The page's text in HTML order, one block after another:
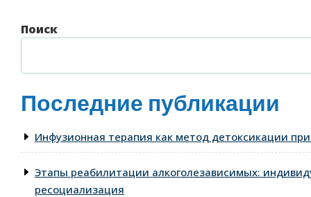
Поиск
Последние публикации
Инфузионная терапия как метод детоксикации
Этапы реабилитации алкоголезависимых:
ресоциализация